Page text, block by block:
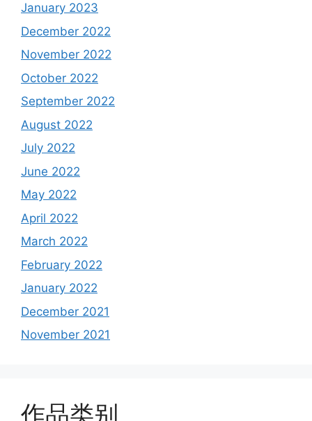
January 2023
December 2022
November 2022
October 2022
September 2022
August 2022
July 2022
June 2022
May 2022
April 2022
March 2022
February 2022
January 2022
December 2021
November 2021
作品类别